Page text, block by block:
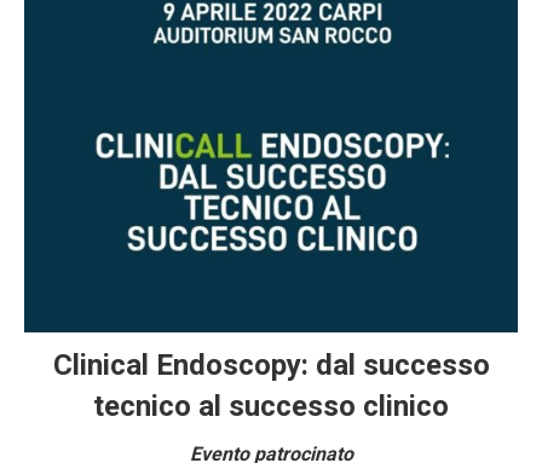
Clinical Endoscopy: dal successo
tecnico al successo clinico
Evento patrocinato